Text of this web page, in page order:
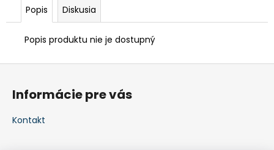
Popis Diskusia
Popis produktu nie je dostupný
Z
Informácie pre vás
Kontakt